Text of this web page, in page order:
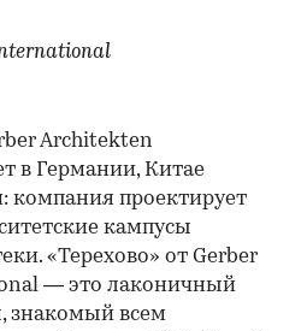
Architekten
в Германии, Китае
компания проектирует
кампусы
«Терехово» от Gerber
— это лаконичный
знакомый всем